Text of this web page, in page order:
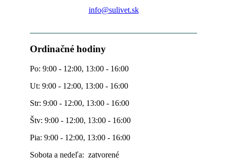
info@sulivet.sk
Ordinačné hodiny
Po: 9:00 - 12:00, 13:00 - 16:00
Ut: 9:00 - 12:00, 13:00 - 16:00
Str: 9:00 - 12:00, 13:00 - 16:00
Štv: 9:00 - 12:00, 13:00 - 16:00
Pia: 9:00 - 12:00, 13:00 - 16:00
Sobota a nedeľa: zatvorené